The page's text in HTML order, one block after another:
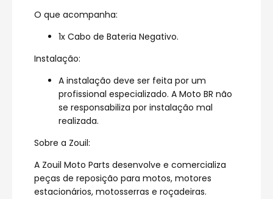
O que acompanha:
1x Cabo de Bateria Negativo.
Instalação:
A instalação deve ser feita por um
profissional especializado. A Moto BR não
se responsabiliza por instalação mal
realizada.
Sobre a Zouil:
A Zouil Moto Parts desenvolve e comercializa
peças de reposição para motos, motores
estacionários, motosserras e roçadeiras.